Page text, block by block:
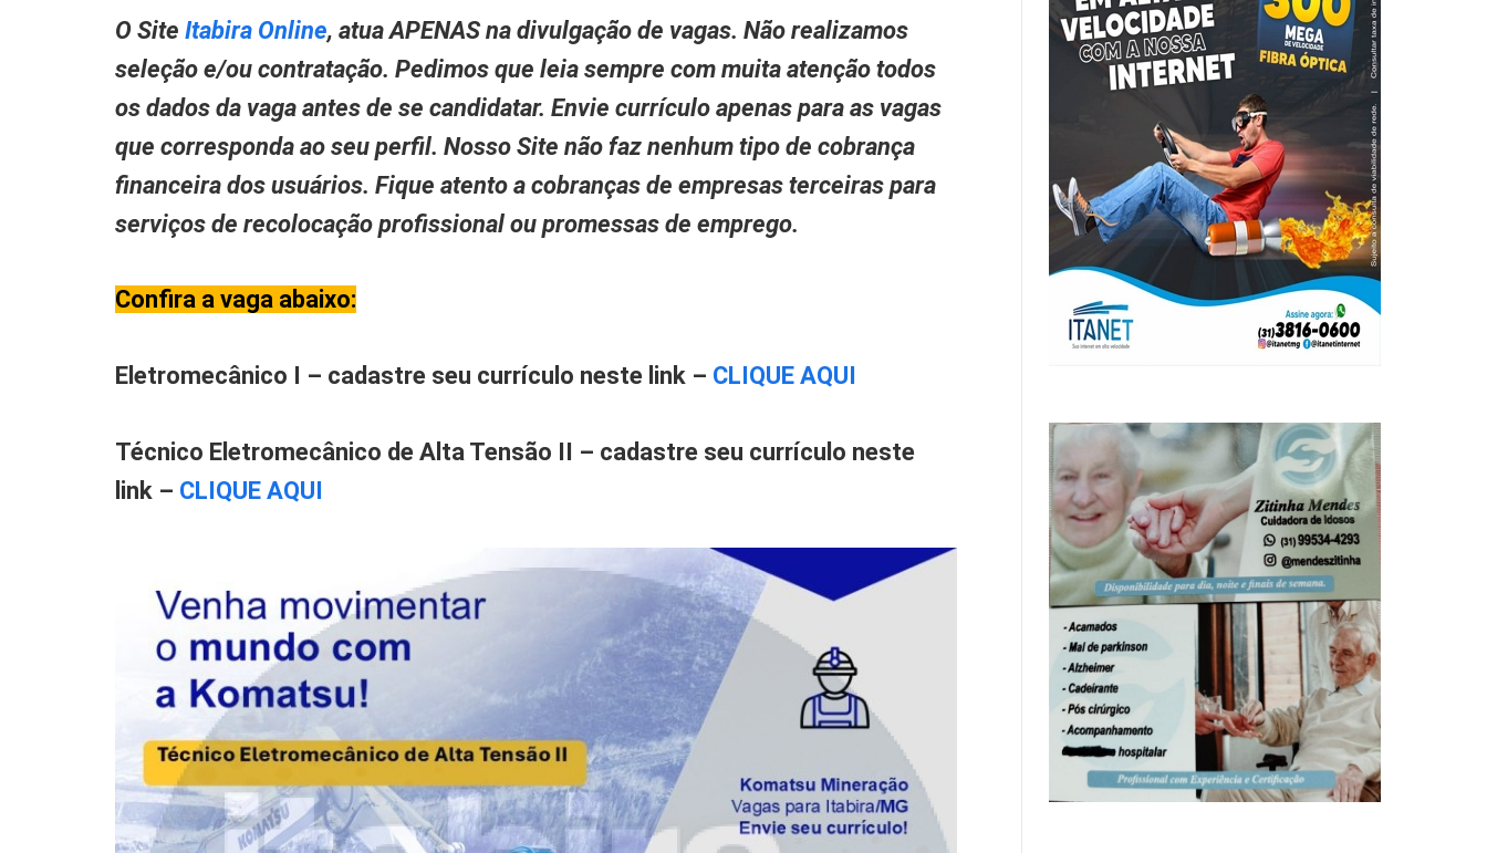
O Site Itabira Online, atua APENAS na divulgação de vagas. Não realizamos
seleção e/ou contratação. Pedimos que leia sempre com muita atenção todos
os dados da vaga antes de se candidatar. Envie currículo apenas para as vagas
que corresponda ao seu perfil. Nosso Site não faz nenhum tipo de cobrança
financeira dos usuários. Fique atento a cobranças de empresas terceiras para
serviços de recolocação profissional ou promessas de emprego.
Confira a vaga abaixo:
Eletromecânico I – cadastre seu currículo neste link – CLIQUE AQUI
Técnico Eletromecânico de Alta Tensão II – cadastre seu currículo neste
link – CLIQUE AQUI